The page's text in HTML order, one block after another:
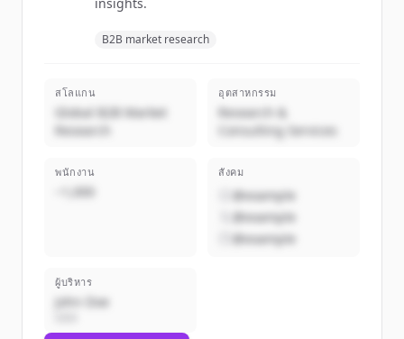
B2B market research
สโลแกน
Global B2B Market
Research
อุตสาหกรรม
Research &
Consulting Services
พนักงาน
~1,000
สังคม
@example
@example
@example
ผู้บริหาร
John Doe